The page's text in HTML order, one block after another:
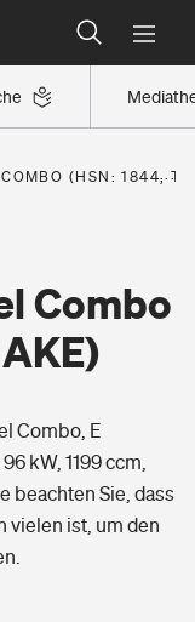
(HSN: 1844,
Combo
Combo, E
kW, 1199 ccm,
beachten Sie, dass
vielen ist, um den